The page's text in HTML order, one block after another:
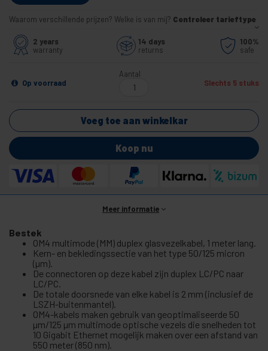
Waarom verschillende prijzen? Welke is van mij? Controleer tarieftype
2 years
warranty
14 days
returns
100%
safe
Op voorraad
Aantal
Slechts 5 stuks
Voeg toe aan winkelkar
Koop nu
Meer informatie
Bestek
OM4 multimode (MM) duplex glasvezelkabel, 1 meter lang.
Kern- en bekledingssectie van het type 50/125 micron
(µm).
De connectoren op deze kabel zijn duplex LC/PC naar
LC/PC.
De totale doorsnede van elke kabel is 2 mm (inclusief de
LSZH-buitenmantel).
OM4-kabels maken gebruik van geoptimaliseerde 50
µm/125 µm multimode optische vezels die snelheden tot
10 Gigabit Ethernet mogelijk maken over een afstand van
550 meter (850 nm).